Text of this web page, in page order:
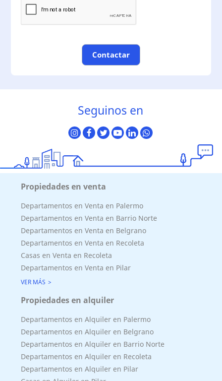
Contactar
Seguinos en
Propiedades en venta
Departamentos en Venta en Palermo
Departamentos en Venta en Barrio Norte
Departamentos en Venta en Belgrano
Departamentos en Venta en Recoleta
Casas en Venta en Recoleta
Departamentos en Venta en Pilar
VER MÁS
Propiedades en alquiler
Departamentos en Alquiler en Palermo
Departamentos en Alquiler en Belgrano
Departamentos en Alquiler en Barrio Norte
Departamentos en Alquiler en Recoleta
Departamentos en Alquiler en Pilar